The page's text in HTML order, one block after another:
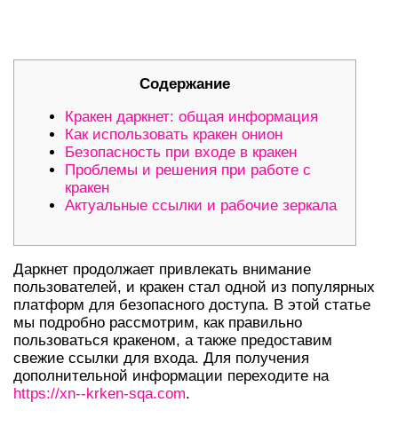
Содержание
Кракен даркнет: общая информация
Как использовать кракен онион
Безопасность при входе в кракен
Проблемы и решения при работе с
кракен
Актуальные ссылки и рабочие зеркала
Даркнет продолжает привлекать внимание
пользователей, и кракен стал одной из популярных
платформ для безопасного доступа. В этой статье
мы подробно рассмотрим, как правильно
пользоваться кракеном, а также предоставим
свежие ссылки для входа. Для получения
дополнительной информации переходите на
https://xn--krken-sqa.com.